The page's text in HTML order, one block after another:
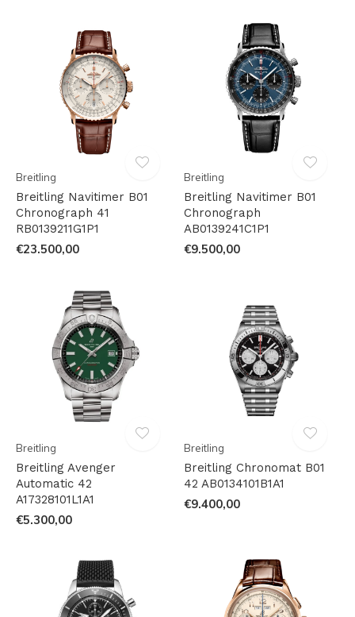
Breitling
Breitling Navitimer B01
Chronograph 41
RB0139211G1P1
€23.500,00
Breitling
Breitling Navitimer B01
Chronograph
AB0139241C1P1
€9.500,00
Breitling
Breitling Avenger
Automatic 42
A17328101L1A1
€5.300,00
Breitling
Breitling Chronomat B01
42 AB0134101B1A1
€9.400,00